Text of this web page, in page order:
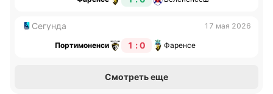
Сегунда 17 мая 2026
Портимоненси 1 : 0 Фаренсе
Смотреть еще